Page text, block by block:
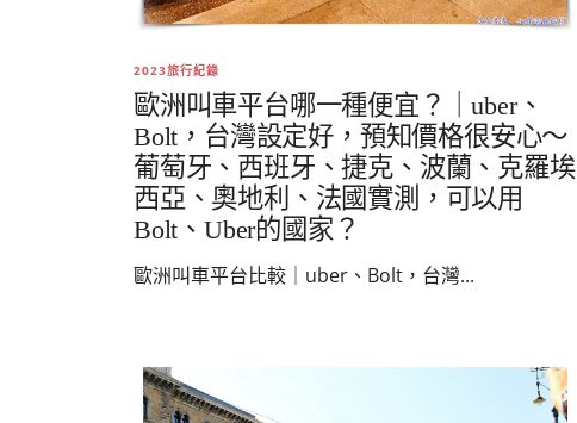
2023旅行紀錄
歐洲叫車平台哪一種便宜？｜uber、
Bolt，台灣設定好，預知價格很安心～
葡萄牙、西班牙、捷克、波蘭、克羅埃
西亞、奧地利、法國實測，可以用
Bolt、Uber的國家？
歐洲叫車平台比較｜uber、Bolt，台灣...